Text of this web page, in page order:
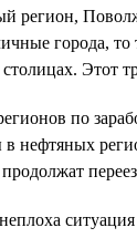
регион,
города,
Этот
по
нефтяных